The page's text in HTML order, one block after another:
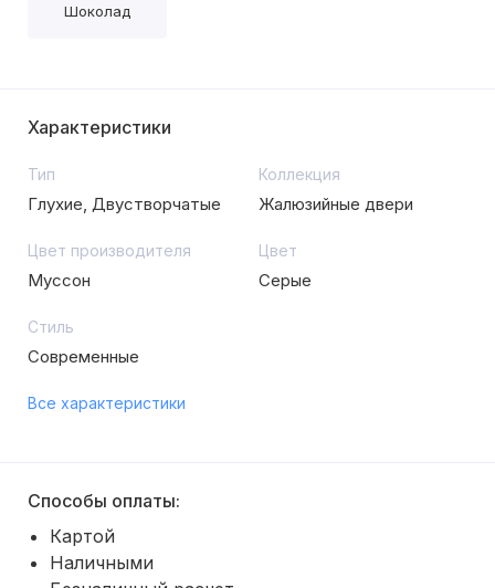
Шоколад
Характеристики
Тип
Глухие, Двустворчатые
Коллекция
Жалюзийные двери
Цвет производителя
Муссон
Цвет
Серые
Стиль
Современные
Все характеристики
Способы оплаты:
Картой
Наличными